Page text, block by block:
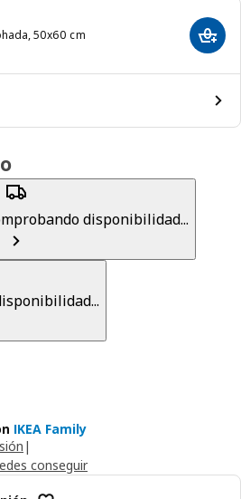
50x60 cm
disponibilidad...
IKEA Family
|
conseguir